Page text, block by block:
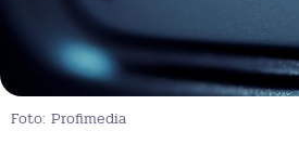
Foto: Profimedia